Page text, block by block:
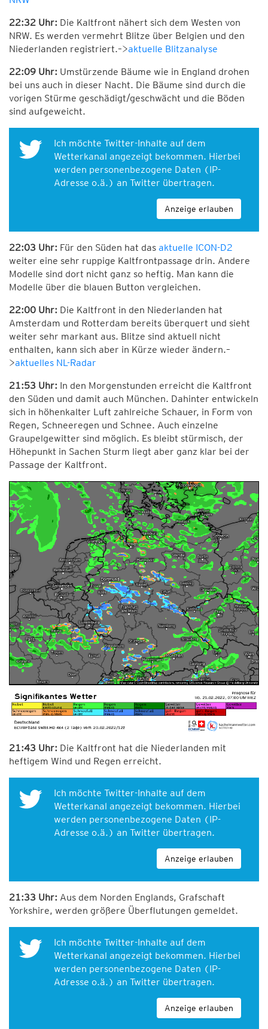
22:32 Uhr: Die Kaltfront nähert sich dem Westen von
NRW. Es werden vermehrt Blitze über Belgien und den
Niederlanden registriert.–>aktuelle Blitzanalyse
22:09 Uhr: Umstürzende Bäume wie in England drohen
bei uns auch in dieser Nacht. Die Bäume sind durch die
vorigen Stürme geschädigt/geschwächt und die Böden
sind aufgeweicht.
Ich möchte Twitter-Inhalte auf dem
Wetterkanal angezeigt bekommen. Hierbei
werden personenbezogene Daten (IP-
Adresse o.ä.) an Twitter übertragen.
Anzeige erlauben
22:03 Uhr: Für den Süden hat das aktuelle ICON-D2
weiter eine sehr ruppige Kaltfrontpassage drin. Andere
Modelle sind dort nicht ganz so heftig. Man kann die
Modelle über die blauen Button vergleichen.
22:00 Uhr: Die Kaltfront in den Niederlanden hat
Amsterdam und Rotterdam bereits überquert und sieht
weiter sehr markant aus. Blitze sind aktuell nicht
enthalten, kann sich aber in Kürze wieder ändern.–
>aktuelles NL-Radar
21:53 Uhr: In den Morgenstunden erreicht die Kaltfront
den Süden und damit auch München. Dahinter entwickeln
sich in höhenkalter Luft zahlreiche Schauer, in Form von
Regen, Schneeregen und Schnee. Auch einzelne
Graupelgewitter sind möglich. Es bleibt stürmisch, der
Höhepunkt in Sachen Sturm liegt aber ganz klar bei der
Passage der Kaltfront.
21:43 Uhr: Die Kaltfront hat die Niederlanden mit
heftigem Wind und Regen erreicht.
Ich möchte Twitter-Inhalte auf dem
Wetterkanal angezeigt bekommen. Hierbei
werden personenbezogene Daten (IP-
Adresse o.ä.) an Twitter übertragen.
Anzeige erlauben
21:33 Uhr: Aus dem Norden Englands, Grafschaft
Yorkshire, werden größere Überflutungen gemeldet.
Ich möchte Twitter-Inhalte auf dem
Wetterkanal angezeigt bekommen. Hierbei
werden personenbezogene Daten (IP-
Adresse o.ä.) an Twitter übertragen.
Anzeige erlauben